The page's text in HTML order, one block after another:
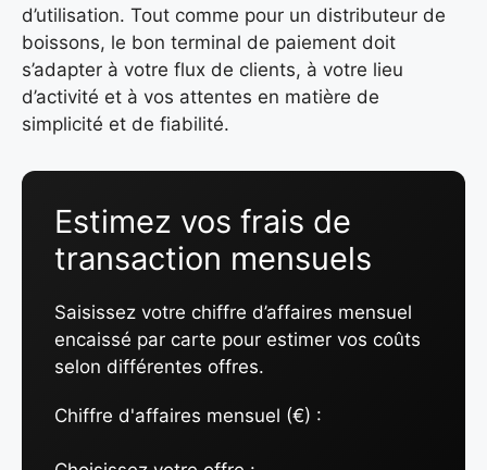
d’utilisation. Tout comme pour un distributeur de
boissons, le bon terminal de paiement doit
s’adapter à votre flux de clients, à votre lieu
d’activité et à vos attentes en matière de
simplicité et de fiabilité.
Estimez vos frais de
transaction mensuels
Saisissez votre chiffre d’affaires mensuel
encaissé par carte pour estimer vos coûts
selon différentes offres.
Chiffre d'affaires mensuel (€) :